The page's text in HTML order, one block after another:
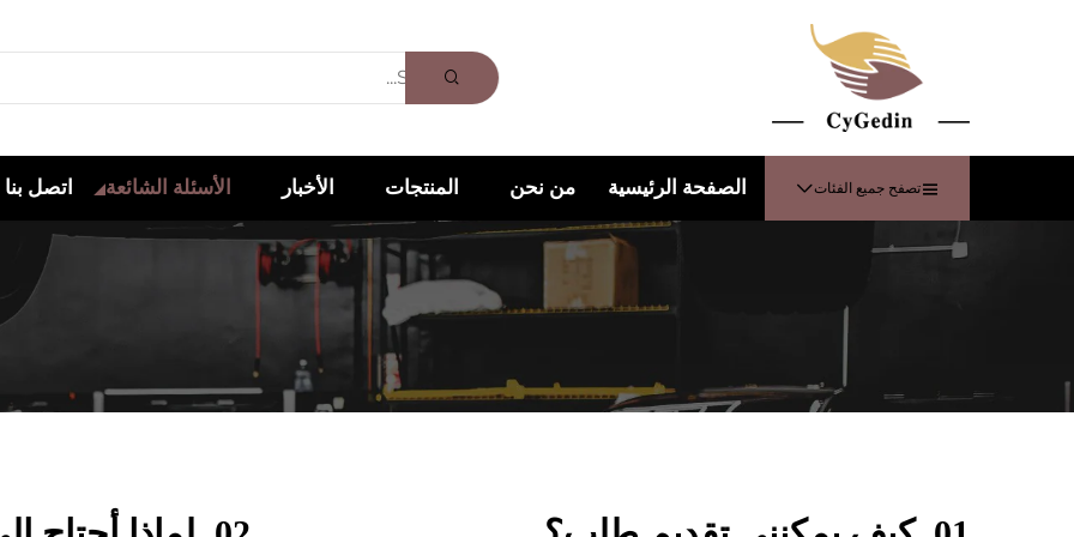
تصفح جميع الفئات الصفحة الرئيسية من نحن المنتجات الأخبار الأسئلة الشائعة اتصل بنا